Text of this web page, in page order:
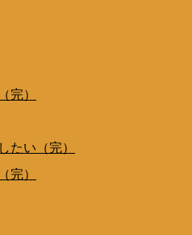
完）
たい（完）
完）